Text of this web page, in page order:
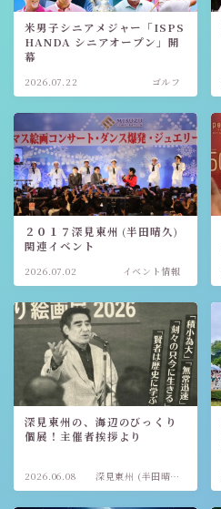
米男子シニアメジャー「ISPS
HANDA シニアオープン」開
幕
2026.07.22 ゴルフ
２０１７深見東州 (半田晴久)
関連イベント
2026.07.02 イベント情報
深見東州の、海辺のびっくり
個展！主催者挨拶より
2026.06.08
深見東州 (半田晴
久)